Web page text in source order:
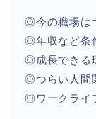
◎今の職場は
◎年収など条
◎成長できる
◎つらい人間
◎ワークライ